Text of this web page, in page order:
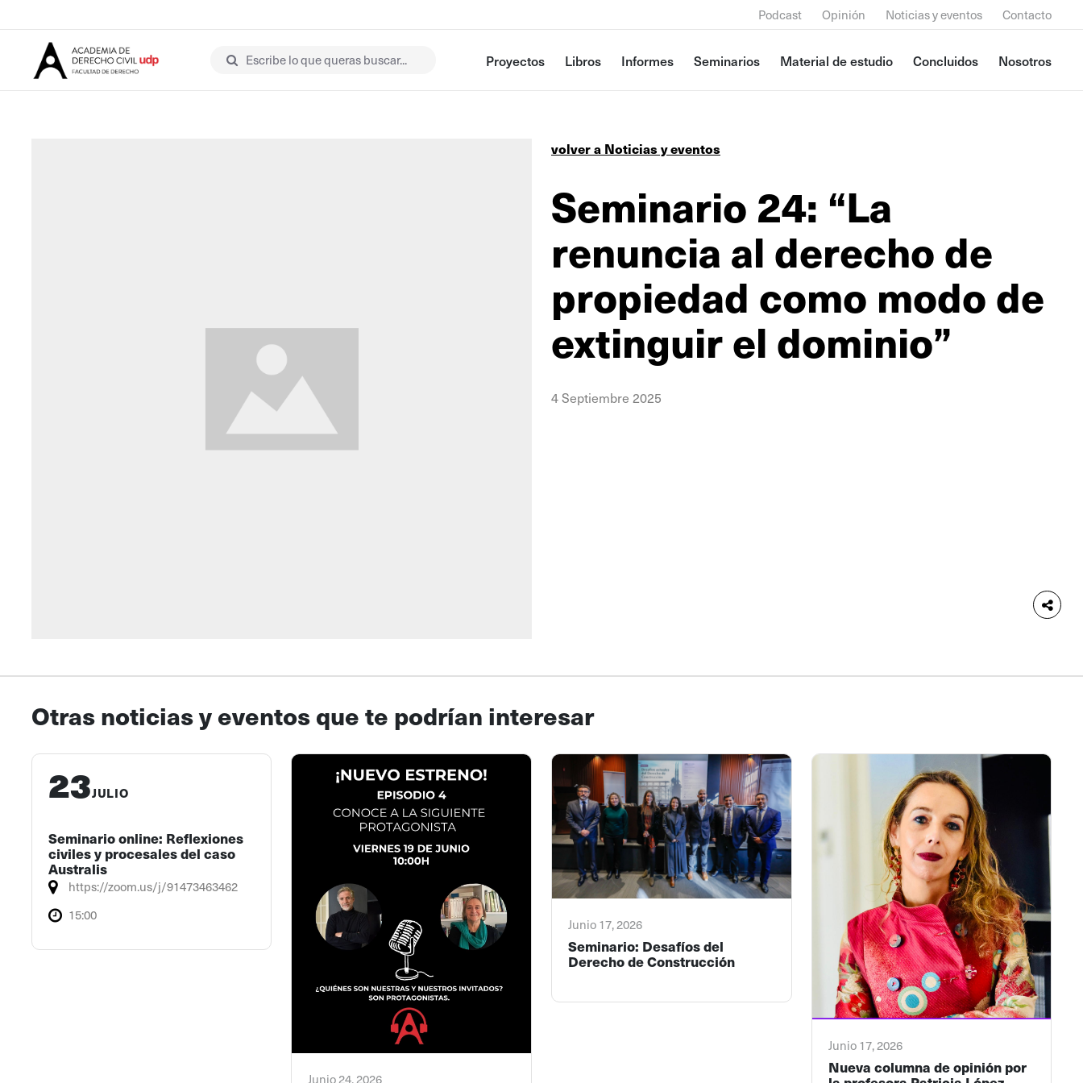
Podcast Opinión Noticias y eventos Contacto
Escribe lo que queras buscar... Proyectos Libros Informes Seminarios Material de estudio Concluidos Nosotros
volver a Noticias y eventos
Seminario 24: “La
renuncia al derecho de
propiedad como modo de
extinguir el dominio”
4 Septiembre 2025
Otras noticias y eventos que te podrían interesar
23JULIO
Seminario online: Reflexiones
civiles y procesales del caso
Australis
https://zoom.us/j/91473463462
15:00
Junio 24, 2026
Junio 17, 2026
Seminario: Desafíos del
Derecho de Construcción
Junio 17, 2026
Nueva columna de opinión por